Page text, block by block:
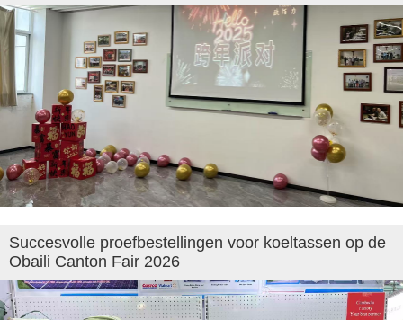
Succesvolle proefbestellingen voor koeltassen op de
Obaili Canton Fair 2026